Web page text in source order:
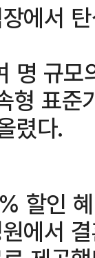
에서
명 규모
형 표준
렸다.
할인
에서